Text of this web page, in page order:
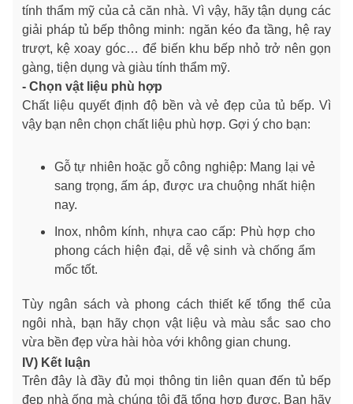
tính thẩm mỹ của cả căn nhà. Vì vậy, hãy tận dụng các
giải pháp tủ bếp thông minh: ngăn kéo đa tầng, hệ ray
trượt, kệ xoay góc… để biến khu bếp nhỏ trở nên gọn
gàng, tiện dụng và giàu tính thẩm mỹ.
- Chọn vật liệu phù hợp
Chất liệu quyết định độ bền và vẻ đẹp của tủ bếp. Vì
vậy bạn nên chọn chất liệu phù hợp. Gợi ý cho bạn:
Gỗ tự nhiên hoặc gỗ công nghiệp: Mang lại vẻ
sang trọng, ấm áp, được ưa chuộng nhất hiện
nay.
Inox, nhôm kính, nhựa cao cấp: Phù hợp cho
phong cách hiện đại, dễ vệ sinh và chống ẩm
mốc tốt.
Tùy ngân sách và phong cách thiết kế tổng thể của
ngôi nhà, bạn hãy chọn vật liệu và màu sắc sao cho
vừa bền đẹp vừa hài hòa với không gian chung.
IV) Kết luận
Trên đây là đầy đủ mọi thông tin liên quan đến tủ bếp
đẹp nhà ống mà chúng tôi đã tổng hợp được. Bạn hãy